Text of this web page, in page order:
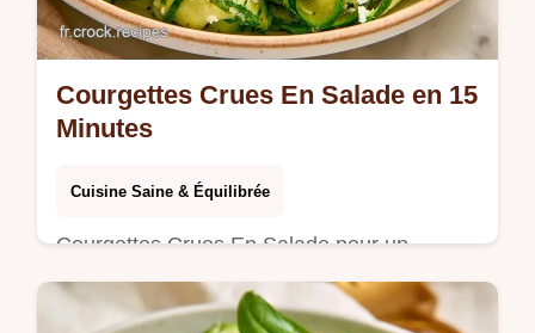
Courgettes Crues En Salade en 15
Minutes
Cuisine Saine & Équilibrée
Courgettes Crues En Salade pour un
déjeuner frais. Suivez les étapes de
préparation pour réussir vos rubans de